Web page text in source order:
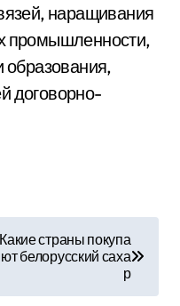
наращивания
промышленности,
образования,
договорно-
Какие страны покупа
ют белорусский саха
р